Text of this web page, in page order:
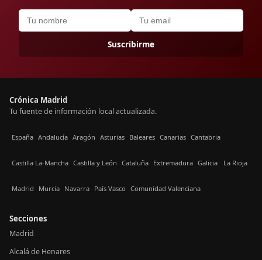
Suscribirme
Crónica Madrid
Tu fuente de información local actualizada.
España Andalucía Aragón Asturias Baleares Canarias Cantabria
Castilla La-Mancha Castilla y León Cataluña Extremadura Galicia La Rioja
Madrid Murcia Navarra País Vasco Comunidad Valenciana
Secciones
Madrid
Alcalá de Henares